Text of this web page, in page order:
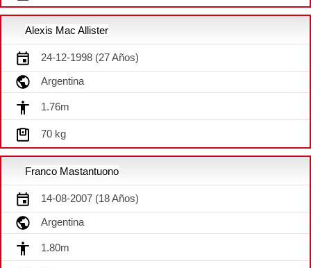
Alexis Mac Allister
24-12-1998 (27 Años)
Argentina
1.76m
70 kg
Franco Mastantuono
14-08-2007 (18 Años)
Argentina
1.80m